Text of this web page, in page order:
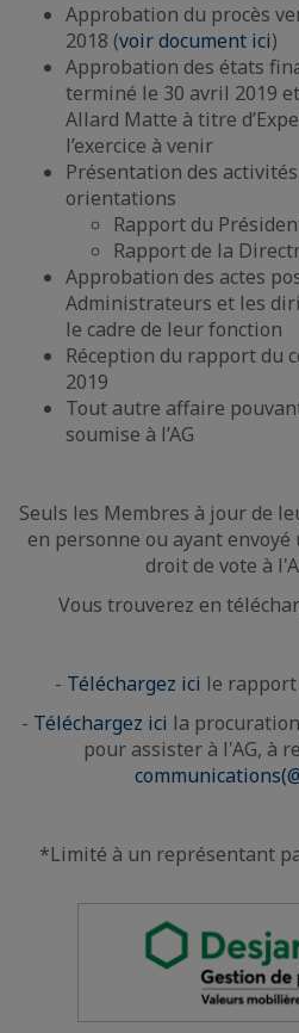
Approbation du procès
2018 (voir document ici)
Approbation des états
terminé le 30 avril 2019
Allard Matte à titre
l’exercice à venir
Présentation des
orientations
Rapport du
Rapport de la
Approbation des actes
Administrateurs et les
le cadre de leur fonction
Réception du rapport du
2019
Tout autre affaire
soumise à l’AG
Seuls les Membres à jour de
en personne ou ayant
droit de vote à
Vous trouverez en
- Téléchargez ici le
- Téléchargez ici la
pour assister à l'AG, à
*Limité à un représentant